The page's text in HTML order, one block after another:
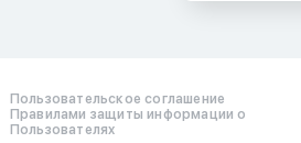
Пользовательское соглашение
Правилами защиты информации о
Пользователях